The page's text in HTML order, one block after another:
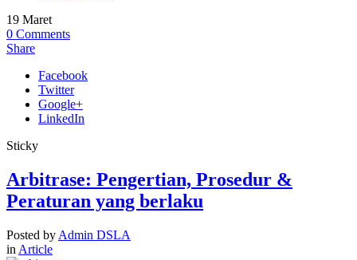
19 Maret
0 Comments
Share
Facebook
Twitter
Google+
LinkedIn
Sticky
Arbitrase: Pengertian, Prosedur &
Peraturan yang berlaku
Posted by Admin DSLA
in Article